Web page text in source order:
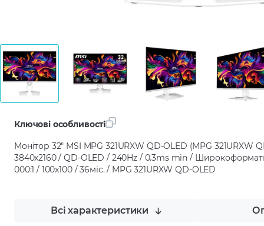
Ключові особливості
Монітор 32" MSI MPG 321URXW QD-OLED (MPG 321URXW
3840x2160 / QD-OLED / 240Hz / 0.3ms min /
000:1 / 100x100 / 36міс. / MPG 321URXW QD-OLED
Всі характеристики